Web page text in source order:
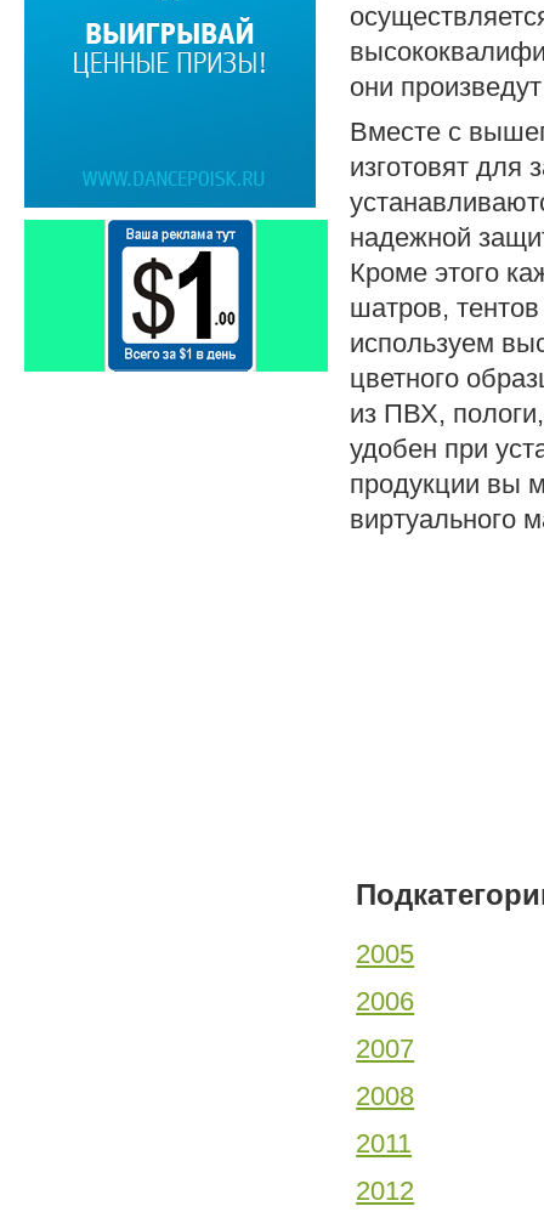
они
Вместе с
изготовят для
надежной
Кроме этого
шатров,
используем
цветного
из ПВХ,
удобен при
продукции вы
виртуального
2005
2006
2007
2008
2011
2012